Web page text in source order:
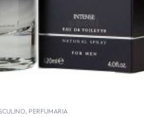
PERFUMARIA